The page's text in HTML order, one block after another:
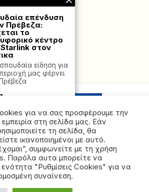
reserved. Απαγορεύεται ρητά η
προηγούμενη έγγραφη άδεια
για να σας προσφέρουμε την
στη σελίδα μας. Εάν
τη σελίδα, θα
ικανοποιημένοι με αυτό.
συμφωνείτε με τη χρήση
Παρόλα αυτα μπορείτε να
ενότητα "Ρυθμίσεις Cookies" για να
συναίνεση.
επένδυση
Πρέβεζα:
το
κέντρο
Starlink στον
είδηση για
μας φέρνει
Για
Νέα Δίκη
Ιστορική
δίκη
Μικτού
για το